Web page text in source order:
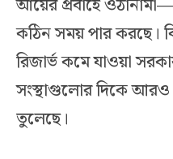
আয়ের প্রবাহে
কঠিন সময় পার করছে।
রিজার্ভ কমে যাওয়া
সংস্থাগুলোর দিকে আরও
তুলেছে।